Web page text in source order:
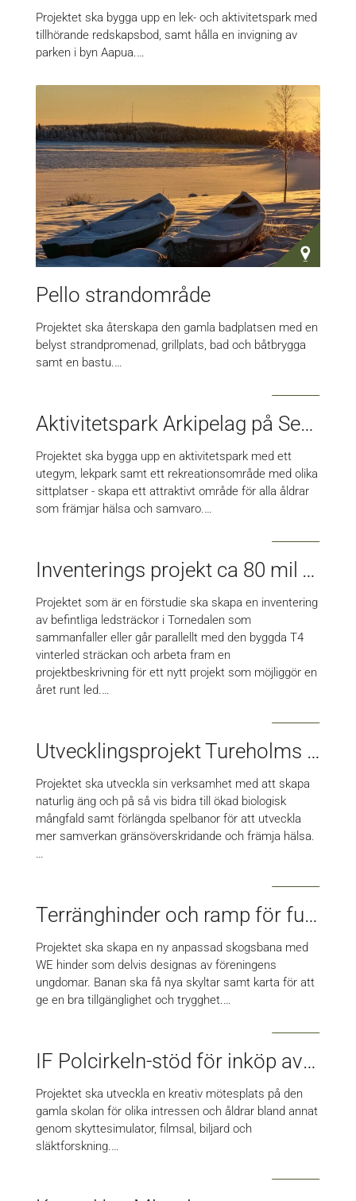
Projektet ska bygga upp en lek- och aktivitetspark med
tillhörande redskapsbod, samt hålla en invigning av
parken i byn Aapua.…
Pello strandområde
Projektet ska återskapa den gamla badplatsen med en
belyst strandpromenad, grillplats, bad och båtbrygga
samt en bastu.…
Aktivitetspark Arkipelag på Seskarö
Projektet ska bygga upp en aktivitetspark med ett
utegym, lekpark samt ett rekreationsområde med olika
sittplatser - skapa ett attraktivt område för alla åldrar
som främjar hälsa och samvaro.…
Inventerings projekt ca 80 mil T4 sommarled från fjäll till hav
Projektet som är en förstudie ska skapa en inventering
av befintliga ledsträckor i Tornedalen som
sammanfaller eller går parallellt med den byggda T4
vinterled sträckan och arbeta fram en
projektbeskrivning för ett nytt projekt som möjliggör en
året runt led.…
Utvecklingsprojekt Tureholms nya golfbana
Projektet ska utveckla sin verksamhet med att skapa
naturlig äng och på så vis bidra till ökad biologisk
mångfald samt förlängda spelbanor för att utveckla
mer samverkan gränsöverskridande och främja hälsa.
…
Terränghinder och ramp för funktionsnedsatta
Projektet ska skapa en ny anpassad skogsbana med
WE hinder som delvis designas av föreningens
ungdomar. Banan ska få nya skyltar samt karta för att
ge en bra tillgänglighet och trygghet.…
IF Polcirkeln-stöd för inköp av utrustning till lokaler för aktiviteter för alla åldrar
Projektet ska utveckla en kreativ mötesplats på den
gamla skolan för olika intressen och åldrar bland annat
genom skyttesimulator, filmsal, biljard och
släktforskning.…